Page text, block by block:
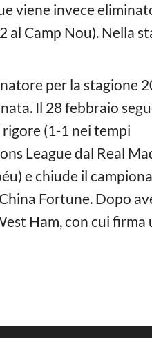
viene invece
al Camp Nou). Nella
per la stagione
Il 28 febbraio
(1-1 nei tempi
League dal Real
e chiude il
Fortune. Dopo
Ham, con cui firma